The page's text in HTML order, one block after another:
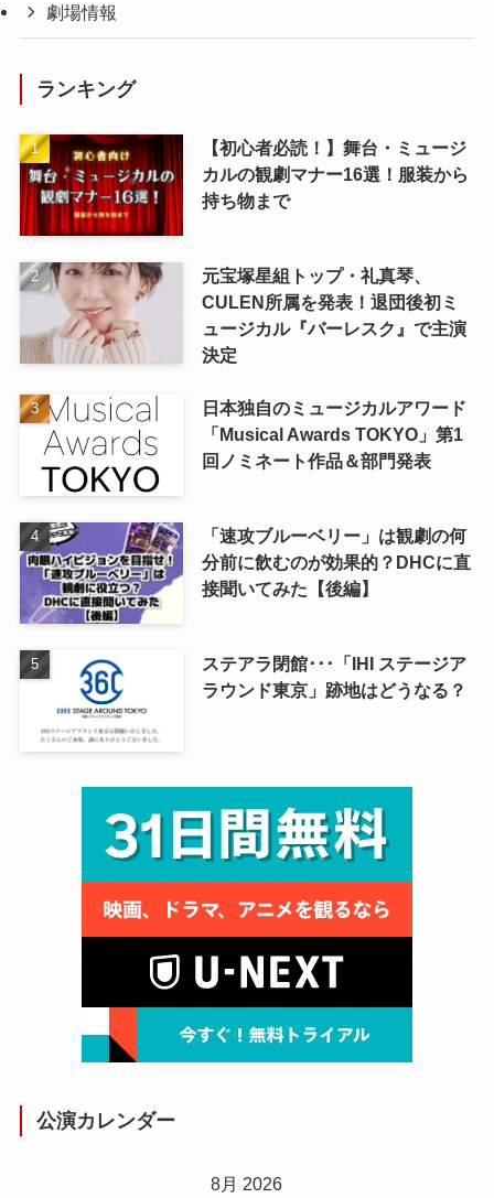
劇場情報
ランキング
【初心者必読！】舞台・ミュージ
カルの観劇マナー16選！服装から
持ち物まで
元宝塚星組トップ・礼真琴、
CULEN所属を発表！退団後初ミ
ュージカル『バーレスク』で主演
決定
日本独自のミュージカルアワード
「Musical Awards TOKYO」第1
回ノミネート作品＆部門発表
「速攻ブルーベリー」は観劇の何
分前に飲むのが効果的？DHCに直
接聞いてみた【後編】
ステアラ閉館･･･「IHI ステージア
ラウンド東京」跡地はどうなる？
公演カレンダー
8月 2026